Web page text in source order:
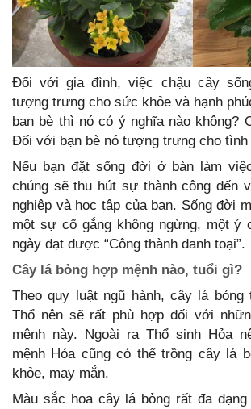
Đối với gia đình, việc chậu cây
tượng trưng cho sức khỏe và hạnh
bạn bè thì nó có ý nghĩa nào không?
Đối với bạn bè nó tượng trưng cho tình
Nếu bạn đặt sống đời ở bàn làm
chúng sẽ thu hút sự thành công đến
nghiệp và học tập của bạn. Sống đời
một sự cố gắng không ngừng, một ý
ngày đạt được “Công thành danh toại”.
Cây lá bỏng hợp mệnh nào, tuổi gì?
Theo quy luật ngũ hành, cây lá bỏng
Thổ nên sẽ rất phù hợp đối với
mệnh này. Ngoài ra Thổ sinh Hỏa
mệnh Hỏa cũng có thể trồng cây lá
khỏe, may mắn.
Màu sắc hoa cây lá bỏng rất đa